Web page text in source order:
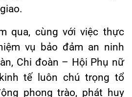
qua, cùng với việc thực
vụ bảo đảm an ninh
Chi đoàn – Hội Phụ nữ
tế luôn chú trọng tổ
phong trào, phát huy